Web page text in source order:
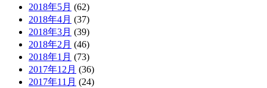
2018年5月 (62)
2018年4月 (37)
2018年3月 (39)
2018年2月 (46)
2018年1月 (73)
2017年12月 (36)
2017年11月 (24)